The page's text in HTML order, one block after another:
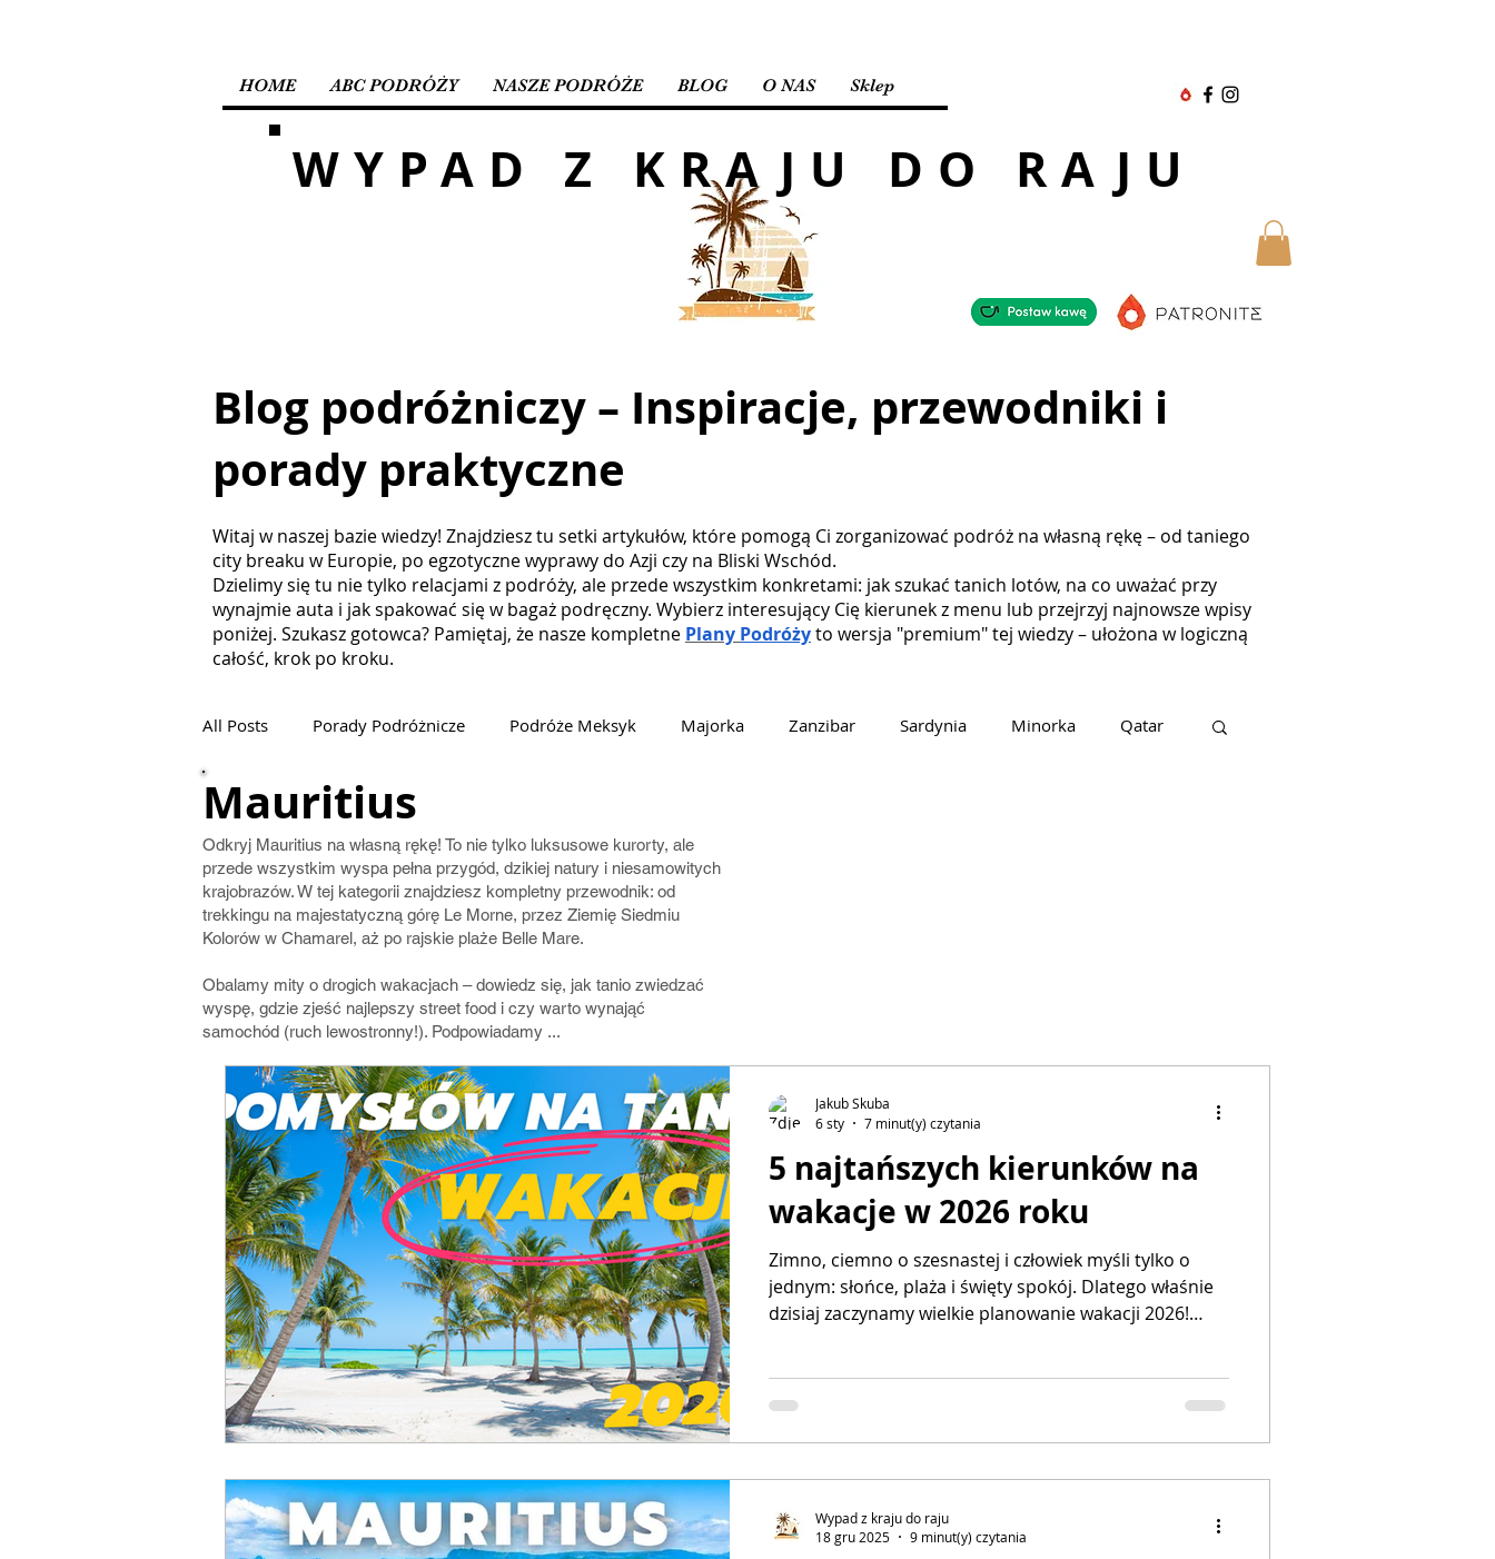
HOME ABC PODRÓŻY NASZE PODRÓŻE BLOG O NAS Sklep
WYPAD Z KRAJU DO RAJU
Blog podróżniczy – Inspiracje, przewodniki i
porady praktyczne
Witaj w naszej bazie wiedzy! Znajdziesz tu setki artykułów, które pomogą Ci zorganizować podróż na własną rękę – od taniego
city breaku w Europie, po egzotyczne wyprawy do Azji czy na Bliski Wschód.
Dzielimy się tu nie tylko relacjami z podróży, ale przede wszystkim konkretami: jak szukać tanich lotów, na co uważać przy
wynajmie auta i jak spakować się w bagaż podręczny. Wybierz interesujący Cię kierunek z menu lub przejrzyj najnowsze wpisy
poniżej. Szukasz gotowca? Pamiętaj, że nasze kompletne Plany Podróżyto wersja "premium" tej wiedzy – ułożona w logiczną
całość, krok po kroku.
All Posts Porady Podróżnicze Podróże Meksyk Majorka Zanzibar Sardynia Minorka Qatar
Malediwy Oman
Włochy Mauritius Kostaryka Tajlandia
Mauritius
Odkryj Mauritius na własną rękę! To nie tylko luksusowe kurorty, ale
przede wszystkim wyspa pełna przygód, dzikiej natury i niesamowitych
krajobrazów. W tej kategorii znajdziesz kompletny przewodnik: od
trekkingu na majestatyczną górę Le Morne, przez Ziemię Siedmiu
Kolorów w Chamarel, aż po rajskie plaże Belle Mare.
Obalamy mity o drogich wakacjach – dowiedz się, jak tanio zwiedzać
wyspę, gdzie zjeść najlepszy street food i czy warto wynająć
samochód (ruch lewostronny!). Podpowiadamy ...
5 najtańszych kierunków na
wakacje w 2026 roku
Zimno, ciemno o szesnastej i człowiek myśli tylko o
jednym: słońce, plaża i święty spokój. Dlatego właśnie
dzisiaj zaczynamy wielkie planowanie wakacji 2026!
czeka na "Last Minute", ten w 2026 roku może się
mocno zdziwić, bo prawdziwe okazje znikają w minutę.
Przeanalizowałem dla Was raporty biur podróży,
Jakub Skuba
6 sty
7 minut(y) czytania
Wypad z kraju do raju
18 gru 2025
9 minut(y) czytania